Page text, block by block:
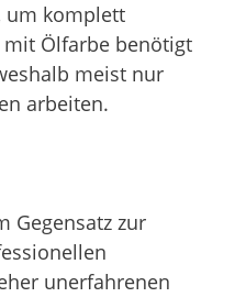
um komplett
mit Ölfarbe benötigt
meist nur
arbeiten.
Gegensatz zur
unerfahrenen